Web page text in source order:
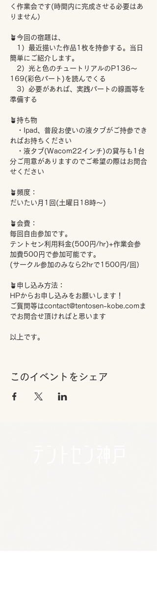
く作業会です(時間内に完成させる必要はあ
りません）
🪴今回の宿題は、
1）最近描いた作品1枚を持参する。当日
簡単にご紹介します。
2）光と色のチュートリアルのP136～
169(彩色パート)を読んでくる
3）必要があれば、実践パートの線画等を
準備する
🪴持ち物
・Ipad、普段お使いの液タブがご持参でき
ればお持ちください
・液タブ(Wacom22インチ)の貸与も1台
分ご用意がありますのでご希望の際はお問合
せください
🪴頻度：
だいたい月1回(土曜日18時～)
🪴会費：
毎回自由参加です。
テントセン利用料金(500円/hr)+作業会参
加費500円で参加可能です。
(サークル参加のみなら2hrで1500円/回）
🪴申し込み方法：
HPからお申し込みをお願いします！
ご質問等はcontact@tentosen-kobe.comま
でお問合せ頂ければと思います
以上です。
このイベントをシェア